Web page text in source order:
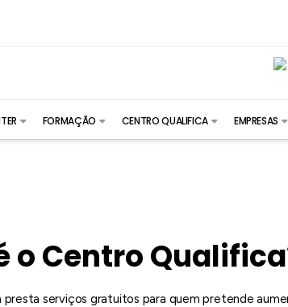
FORMAÇÃO CENTRO QUALIFICA EMPRESAS
o Centro
serviços gratuitos para quem pretende